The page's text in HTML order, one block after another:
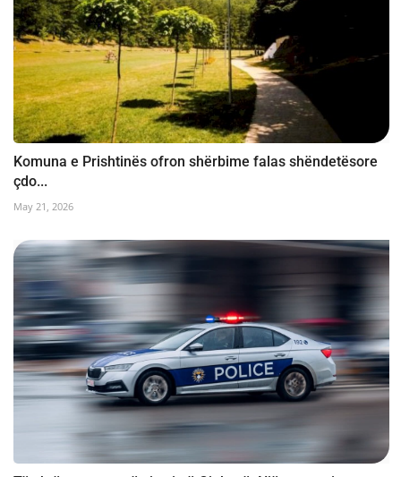
Komuna e Prishtinës ofron shërbime falas shëndetësore
çdo...
May 21, 2026